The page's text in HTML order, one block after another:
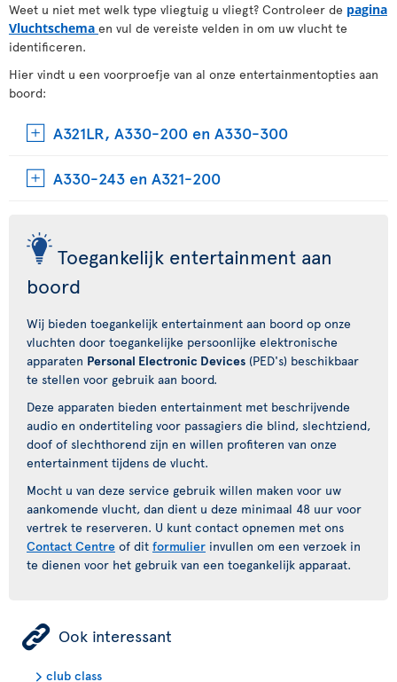
Weet u niet met welk type vliegtuig u vliegt? Controleer de pagina
Vluchtschema en vul de vereiste velden in om uw vlucht te
identificeren.
Hier vindt u een voorproefje van al onze entertainmentopties aan
boord:
A321LR, A330-200 en A330-300
A330-243 en A321-200
Toegankelijk entertainment aan
boord
Wij bieden toegankelijk entertainment aan boord op onze
vluchten door toegankelijke persoonlijke elektronische
apparaten Personal Electronic Devices (PED's) beschikbaar
te stellen voor gebruik aan boord.
Deze apparaten bieden entertainment met beschrijvende
audio en ondertiteling voor passagiers die blind, slechtziend,
doof of slechthorend zijn en willen profiteren van onze
entertainment tijdens de vlucht.
Mocht u van deze service gebruik willen maken voor uw
aankomende vlucht, dan dient u deze minimaal 48 uur voor
vertrek te reserveren. U kunt contact opnemen met ons
Contact Centre of dit formulier invullen om een verzoek in
te dienen voor het gebruik van een toegankelijk apparaat.
ÿ Ook interessant
club class